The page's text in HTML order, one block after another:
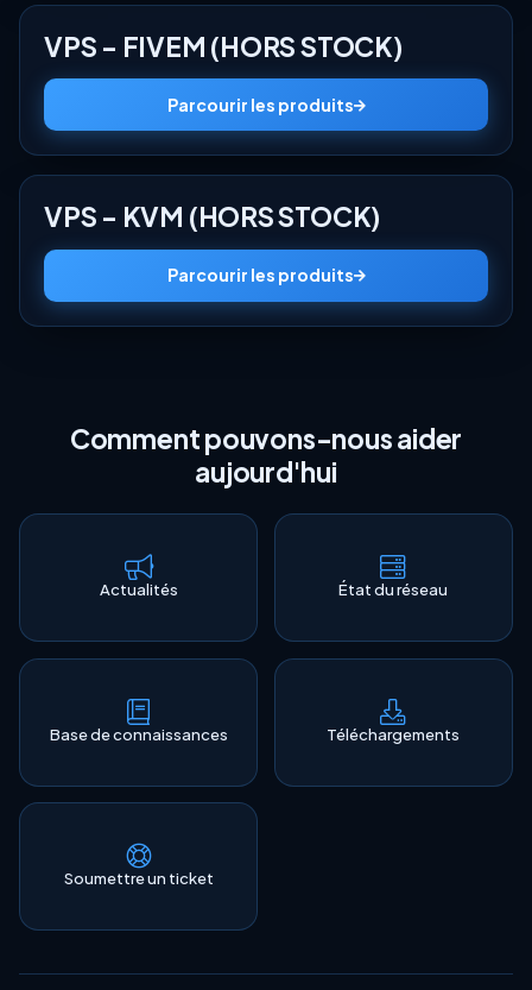
VPS - FIVEM (HORS STOCK)
Parcourir les produits
VPS - KVM (HORS STOCK)
Parcourir les produits
Comment pouvons-nous aider
aujourd'hui
Actualités État du réseau
Base de connaissances Téléchargements
Soumettre un ticket